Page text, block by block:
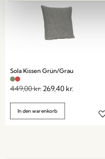
Sola Kissen Grün/Grau
449,00kr. 269,40 kr.
In den warenkorb